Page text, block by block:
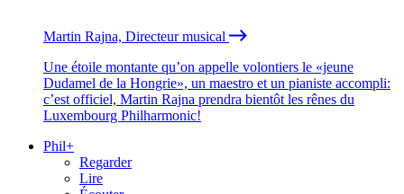
Martin Rajna, Directeur musical
Une étoile montante qu’on appelle volontiers le «jeune
Dudamel de la Hongrie», un maestro et un pianiste accompli:
c’est officiel, Martin Rajna prendra bientôt les rênes du
Luxembourg Philharmonic!
Phil+
Regarder
Lire